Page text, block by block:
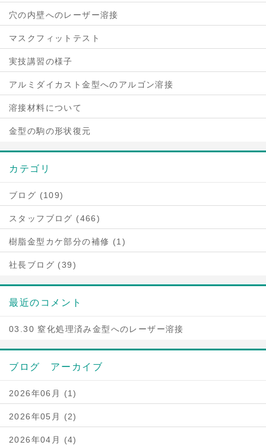
穴の内壁へのレーザー溶接
マスクフィットテスト
実技講習の様子
アルミダイカスト金型へのアルゴン溶接
溶接材料について
金型の駒の形状復元
カテゴリ
ブログ (109)
スタッフブログ (466)
樹脂金型カケ部分の補修 (1)
社長ブログ (39)
最近のコメント
03.30 窒化処理済み金型へのレーザー溶接
ブログ アーカイブ
2026年06月 (1)
2026年05月 (2)
2026年04月 (4)